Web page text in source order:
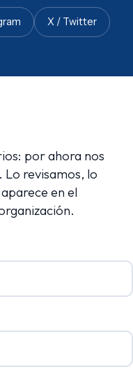
X / Twitter
por ahora nos
revisamos, lo
en el